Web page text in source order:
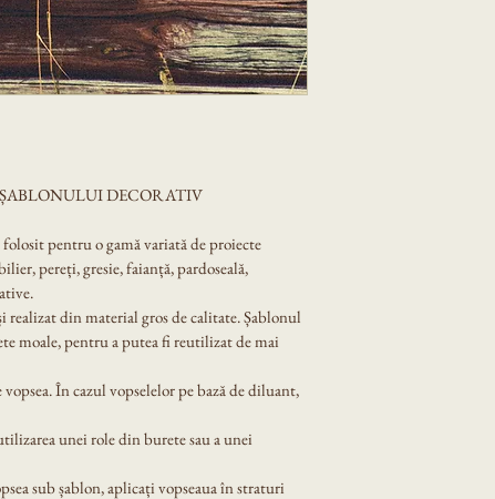
DECORATIV
pentru o gamă variată de proiecte
pereți, gresie, faianță, pardoseală,
realizat din material gros de calitate. Șablonul
moale, pentru a putea fi reutilizat de mai
În cazul vopselelor pe bază de diluant,
unei role din burete sau a unei
sub șablon, aplicați vopseaua în straturi